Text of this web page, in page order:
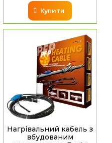
Купити
Нагрівальний кабель з
вбудованим